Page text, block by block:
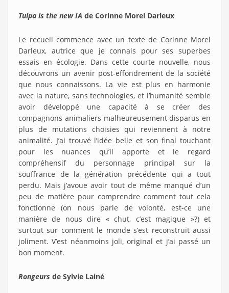
Tulpa is the new IA de Corinne Morel Darleux
Le recueil commence avec un texte de Corinne Morel
Darleux, autrice que je connais pour ses superbes
essais en écologie. Dans cette courte nouvelle, nous
découvrons un avenir post-effondrement de la société
que nous connaissons. La vie est plus en harmonie
avec la nature, sans technologies, et l’humanité semble
avoir développé une capacité à se créer des
compagnons animaliers malheureusement disparus en
plus de mutations choisies qui reviennent à notre
animalité. J’ai trouvé l’idée belle et son final touchant
pour les nuances qu’il apporte et le regard
compréhensif du personnage principal sur la
souffrance de la génération précédente qui a tout
perdu. Mais j’avoue avoir tout de même manqué d’un
peu de matière pour comprendre comment tout cela
fonctionne (on nous parle de volonté, est-ce une
manière de nous dire « chut, c’est magique »?) et
surtout sur comment le monde s’est reconstruit aussi
joliment. V’est néanmoins joli, original et j’ai passé un
bon moment.
Rongeurs de Sylvie Lainé